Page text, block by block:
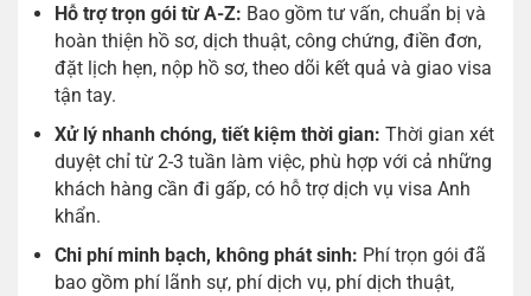
Hỗ trợ trọn gói từ A-Z: Bao gồm tư vấn, chuẩn bị và
hoàn thiện hồ sơ, dịch thuật, công chứng, điền đơn,
đặt lịch hẹn, nộp hồ sơ, theo dõi kết quả và giao visa
tận tay.
Xử lý nhanh chóng, tiết kiệm thời gian: Thời gian xét
duyệt chỉ từ 2-3 tuần làm việc, phù hợp với cả những
khách hàng cần đi gấp, có hỗ trợ dịch vụ visa Anh
khẩn.
Chi phí minh bạch, không phát sinh: Phí trọn gói đã
bao gồm phí lãnh sự, phí dịch vụ, phí dịch thuật,